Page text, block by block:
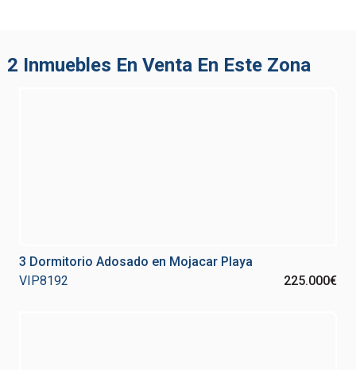
2 Inmuebles En Venta En Este Zona
3 Dormitorio Adosado en Mojacar Playa
VIP8192
225.000€